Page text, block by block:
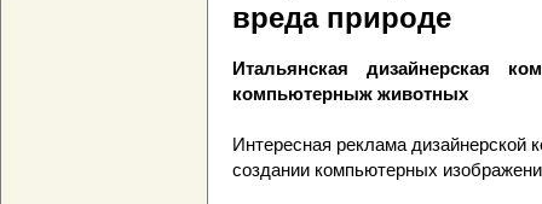
вреда природе
Итальянская дизайнерская
компьютерныж животных
Интересная реклама
создании компьютерных